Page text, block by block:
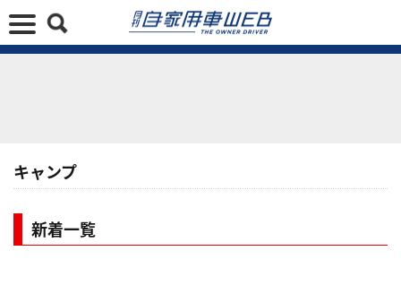
キャンプ
新着一覧